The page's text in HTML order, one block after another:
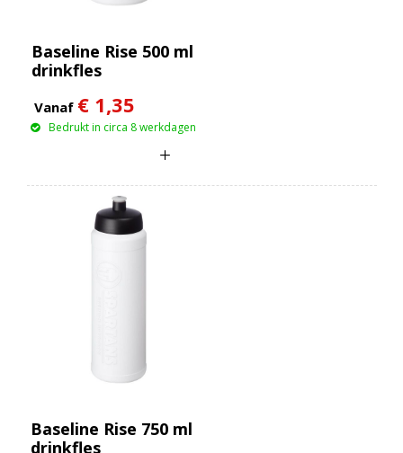
Baseline Rise 500 ml
drinkfles
Vanaf € 1,35
Bedrukt in circa 8 werkdagen
Baseline Rise 750 ml
drinkfles